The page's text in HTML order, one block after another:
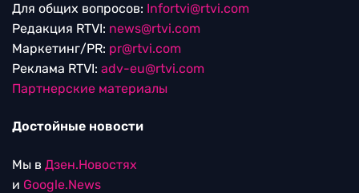
Для общих вопросов: Infortvi@rtvi.com
Редакция RTVI: news@rtvi.com
Маркетинг/PR: pr@rtvi.com
Реклама RTVI: adv-eu@rtvi.com
Партнерские материалы
Достойные новости
Мы в Дзен.Новостях
и Google.News